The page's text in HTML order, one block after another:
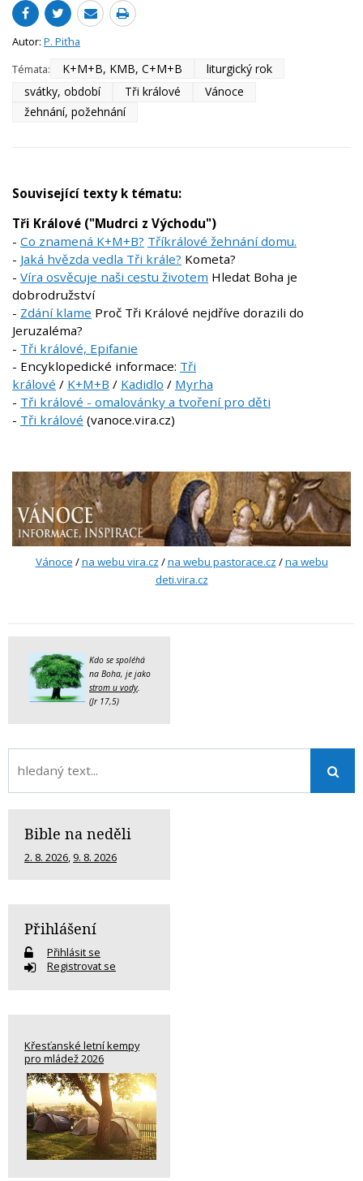
Autor: P. Piťha
Témata:
K+M+B, KMB, C+M+B
liturgický rok
svátky, období
Tři králové
Vánoce
žehnání, požehnání
Související texty k tématu:
Tři Králové ("Mudrci z Východu")
- Co znamená K+M+B? Tříkrálové žehnání domu.
- Jaká hvězda vedla Tři krále? Kometa?
- Víra osvěcuje naši cestu životem Hledat Boha je
dobrodružství
- Zdání klame Proč Tři Králové nejdříve dorazili do
Jeruzaléma?
- Tři králové, Epifanie
- Encyklopedické informace: Tři
králové / K+M+B / Kadidlo / Myrha
- Tři králové - omalovánky a tvoření pro děti
- Tři králové (vanoce.vira.cz)
Vánoce /na webu vira.cz /na webu pastorace.cz /na webu
deti.vira.cz
Kdo se spoléhá
na Boha, je jako
strom u vody.
(Jr 17,5)
Bible na neděli
2. 8. 2026, 9. 8. 2026
Přihlášení
Přihlásit se
Registrovat se
Křesťanské letní kempy
pro mládež 2026